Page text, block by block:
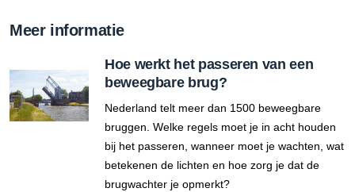
Meer informatie
Hoe werkt het passeren van een
beweegbare brug?
Nederland telt meer dan 1500 beweegbare
bruggen. Welke regels moet je in acht houden
bij het passeren, wanneer moet je wachten, wat
betekenen de lichten en hoe zorg je dat de
brugwachter je opmerkt?